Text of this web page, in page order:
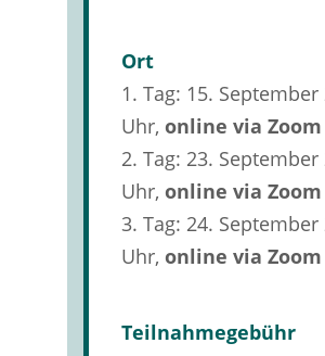
Ort
1. Tag: 15.
Uhr,online via Zoom
2. Tag: 23.
Uhr,online via Zoom
3. Tag: 24.
Uhr,online via Zoom
Teilnahmegebühr